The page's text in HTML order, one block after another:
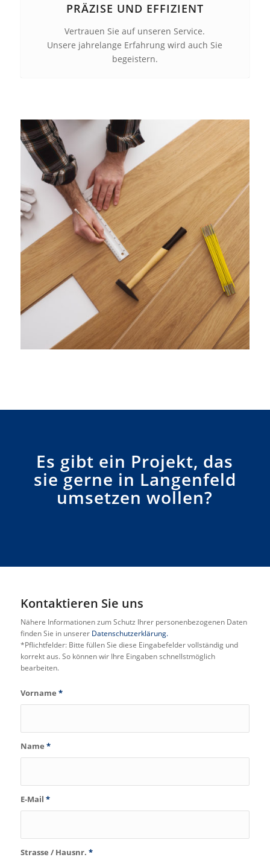
PRÄZISE UND EFFIZIENT
Vertrauen Sie auf unseren Service.
Unsere jahrelange Erfahrung wird auch Sie
begeistern.
Es gibt ein Projekt, das
sie gerne in Langenfeld
umsetzen wollen?
Kontaktieren Sie uns
Nähere Informationen zum Schutz Ihrer personenbezogenen Daten
finden Sie in unserer Datenschutzerklärung.
*Pflichtfelder: Bitte füllen Sie diese Eingabefelder vollständig und
korrekt aus. So können wir Ihre Eingaben schnellstmöglich
bearbeiten.
Vorname *
Name *
E-Mail *
Strasse / Hausnr. *